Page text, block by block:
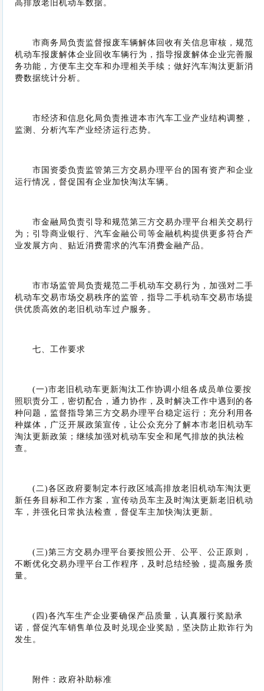
高排放老旧机动车数据。
市商务局负责监督报废车辆解体回收有关信息审核，规范
机动车报废解体企业回收车辆行为，指导报废解体企业完善服
务功能，方便车主交车和办理相关手续；做好汽车淘汰更新消
费数据统计分析。
市经济和信息化局负责推进本市汽车工业产业结构调整，
监测、分析汽车产业经济运行态势。
市国资委负责监管第三方交易办理平台的国有资产和企业
运行情况，督促国有企业加快淘汰车辆。
市金融局负责引导和规范第三方交易办理平台相关交易行
为；引导商业银行、汽车金融公司等金融机构提供更多符合产
业发展方向、贴近消费需求的汽车消费金融产品。
市市场监管局负责规范二手机动车交易行为，加强对二手
机动车交易市场交易秩序的监管，指导二手机动车交易市场提
供优质高效的老旧机动车过户服务。
七、工作要求
(一)市老旧机动车更新淘汰工作协调小组各成员单位要按
照职责分工，密切配合，通力协作，及时解决工作中遇到的各
种问题，监督指导第三方交易办理平台稳定运行；充分利用各
种媒体，广泛开展政策宣传，让公众充分了解本市老旧机动车
淘汰更新政策；继续加强对机动车安全和尾气排放的执法检
查。
(二)各区政府要制定本行政区域高排放老旧机动车淘汰更
新任务目标和工作方案，宣传动员车主及时淘汰更新老旧机动
车，并强化日常执法检查，督促车主加快淘汰更新。
(三)第三方交易办理平台要按照公开、公平、公正原则，
不断优化交易办理平台工作程序，及时总结经验，提高服务质
量。
(四)各汽车生产企业要确保产品质量，认真履行奖励承
诺，督促汽车销售单位及时兑现企业奖励，坚决防止欺诈行为
发生。
附件：政府补助标准